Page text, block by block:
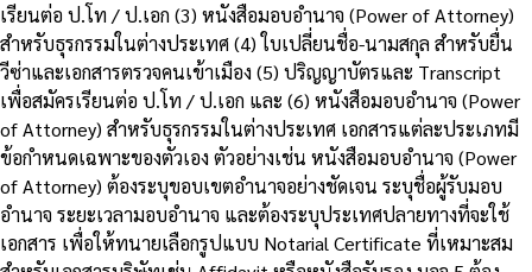
เรียนต่อ ป.โท / ป.เอก (3) หนังสือมอบอำนาจ (Power of Attorney)
สำหรับธุรกรรมในต่างประเทศ (4) ใบเปลี่ยนชื่อ-นามสกุล สำหรับยื่น
วีซ่าและเอกสารตรวจคนเข้าเมือง (5) ปริญญาบัตรและ Transcript
เพื่อสมัครเรียนต่อ ป.โท / ป.เอก และ (6) หนังสือมอบอำนาจ (Power
of Attorney) สำหรับธุรกรรมในต่างประเทศ เอกสารแต่ละประเภทมี
ข้อกำหนดเฉพาะของตัวเอง ตัวอย่างเช่น หนังสือมอบอำนาจ (Power
of Attorney) ต้องระบุขอบเขตอำนาจอย่างชัดเจน ระบุชื่อผู้รับมอบ
อำนาจ ระยะเวลามอบอำนาจ และต้องระบุประเทศปลายทางที่จะใช้
เอกสาร เพื่อให้ทนายเลือกรูปแบบ Notarial Certificate ที่เหมาะสม